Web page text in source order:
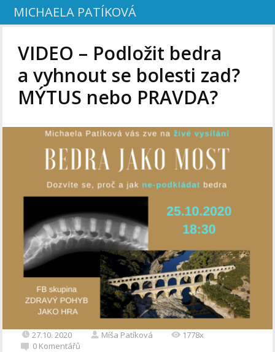
MICHAELA PATÍKOVÁ
VIDEO – Podložit bedra
a vyhnout se bolesti zad?
MÝTUS nebo PRAVDA?
27.10. 2020 Míša Patíková
1778x
0 Komentářů